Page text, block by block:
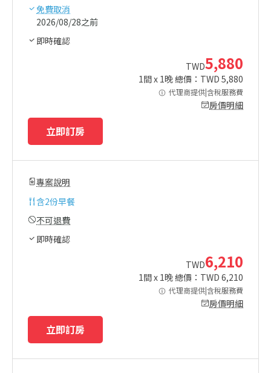
免費取消
2026/08/28之前
即時確認
TWD5,880
1間 x 1晚 總價：TWD 5,880
代理商提供|含稅服務費
房價明細
立即訂房
專案說明
含2份早餐
不可退費
即時確認
TWD6,210
1間 x 1晚 總價：TWD 6,210
代理商提供|含稅服務費
房價明細
立即訂房